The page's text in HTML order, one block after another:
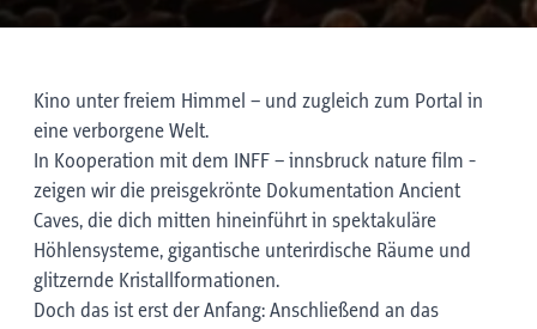
Kino unter freiem Himmel – und zugleich zum Portal in
eine verborgene Welt.
In Kooperation mit dem INFF – innsbruck nature film -
zeigen wir die preisgekrönte Dokumentation Ancient
Caves, die dich mitten hineinführt in spektakuläre
Höhlensysteme, gigantische unterirdische Räume und
glitzernde Kristallformationen.
Doch das ist erst der Anfang: Anschließend an das